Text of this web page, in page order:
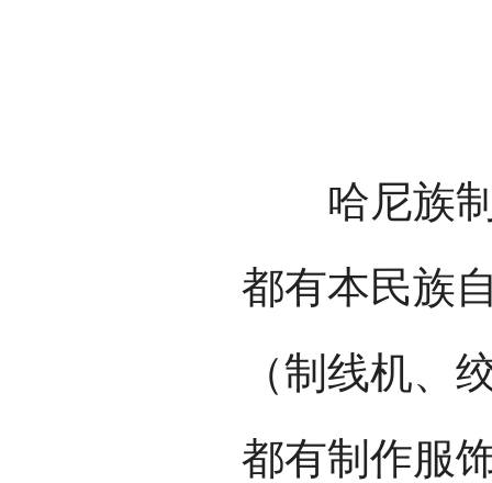
哈尼族制
都有本民族
（制线机、
都有制作服